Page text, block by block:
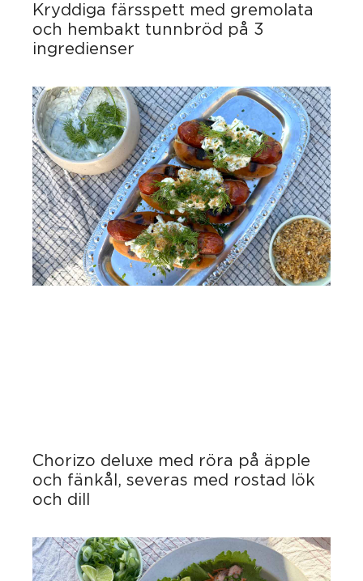
Kryddiga färsspett med gremolata
och hembakt tunnbröd på 3
ingredienser
Chorizo deluxe med röra på äpple
och fänkål, severas med rostad lök
och dill